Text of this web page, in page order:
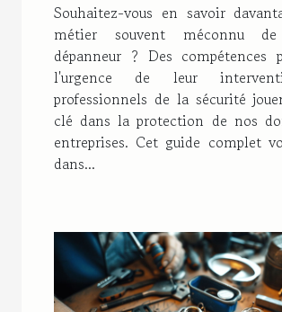
Souhaitez-vous en savoir
métier souvent méconnu de
dépanneur ? Des compétences
l'urgence de leur
professionnels de la sécurité
clé dans la protection de nos
entreprises. Cet guide complet
dans...